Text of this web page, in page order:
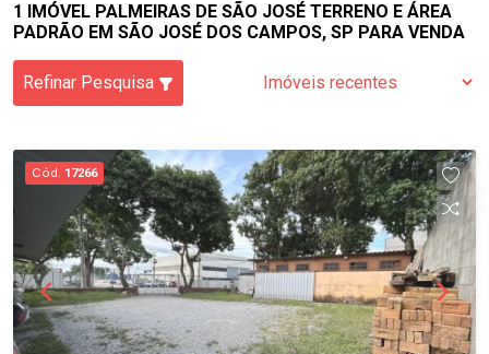
1 IMÓVEL PALMEIRAS DE SÃO JOSÉ TERRENO E ÁREA
PADRÃO EM SÃO JOSÉ DOS CAMPOS, SP PARA VENDA
Refinar Pesquisa
Cód. 17266